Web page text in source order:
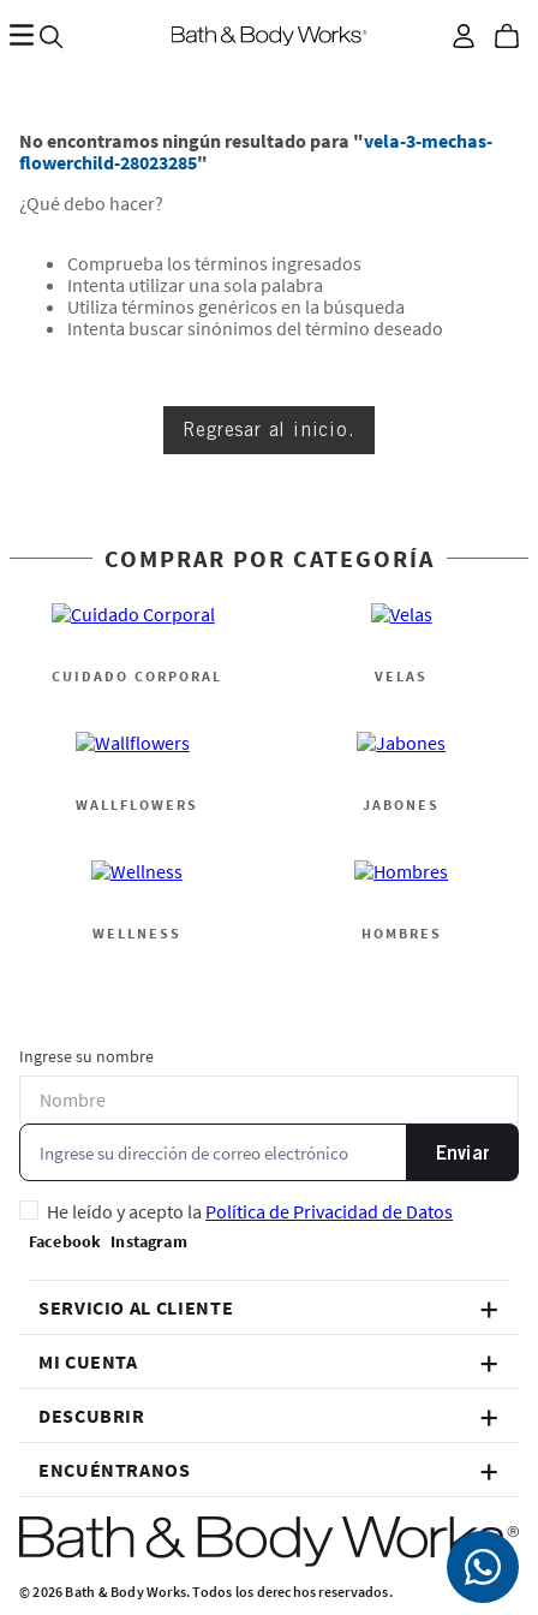
No encontramos ningún resultado para "vela-3-mechas-
flowerchild-28023285"
¿Qué debo hacer?
Comprueba los términos ingresados
Intenta utilizar una sola palabra
Utiliza términos genéricos en la búsqueda
Intenta buscar sinónimos del término deseado
Regresar al inicio.
COMPRAR POR CATEGORÍA
CUIDADO CORPORAL VELAS
WALLFLOWERS JABONES
WELLNESS HOMBRES
Ingrese su nombre
Enviar
He leído y acepto la Política de Privacidad de Datos
SERVICIO AL CLIENTE
MI CUENTA
DESCUBRIR
ENCUÉNTRANOS
© 2026 Bath & Body Works. Todos los derechos reservados.